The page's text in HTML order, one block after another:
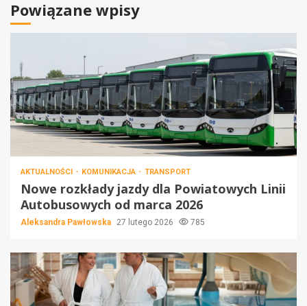
Powiązane wpisy
AKTUALNOŚCI KOMUNIKACJA TRANSPORT
Nowe rozkłady jazdy dla Powiatowych Linii
Autobusowych od marca 2026
Aleksandra Pawłowska 27 lutego 2026 785